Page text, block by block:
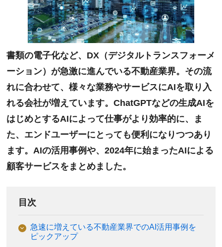
書類の電子化など、DX（デジタルトランスフォーメ
ーション）が急激に進んでいる不動産業界。その流
れに合わせて、様々な業務やサービスにAIを取り入
れる会社が増えています。ChatGPTなどの生成AIを
はじめとするAIによって仕事がより効率的に、ま
た、エンドユーザーにとっても便利になりつつあり
ます。AIの活用事例や、2024年に始まったAIによる
顧客サービスをまとめました。
目次
急速に増えている不動産業界でのAI活用事例を
ピックアップ